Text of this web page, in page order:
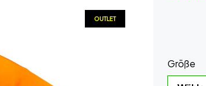
OUTLET
Größe